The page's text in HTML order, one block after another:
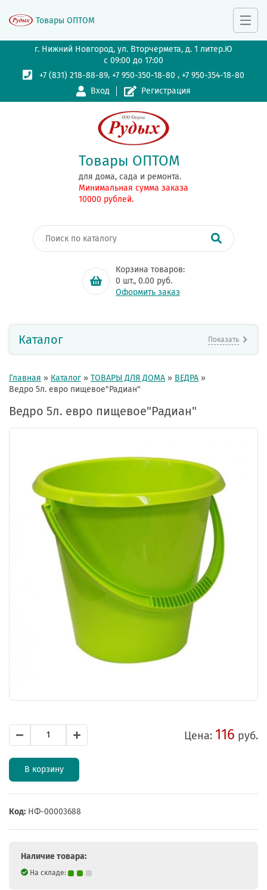
г. Нижний Новгород, ул. Вторчермета, д. 1 литер.Ю
с 09:00 до 17:00
+7 (831) 218-88-89,+7 950-350-18-80 ,+7 950-354-18-80
Вход
Регистрация
Товары ОПТОМ
для дома, сада и ремонта.
Минимальная сумма заказа
10000 рублей.
Корзина товаров:
0 шт., 0.00 руб.
Оформить заказ
Товары ОПТОМ
Каталог Показать
Главная » Каталог » ТОВАРЫ ДЛЯ ДОМА » ВЕДРА »
Ведро 5л. евро пищевое"Радиан"
Ведро 5л. евро пищевое"Радиан"
Цена: 116 руб.
В корзину
Код: НФ-00003688
Наличие товара:
На складе: